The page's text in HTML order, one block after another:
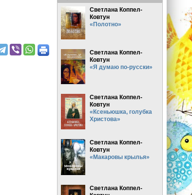
Светлана Коппел-
Ковтун
«Полотно»
Светлана Коппел-
Ковтун
«Я думаю по-русски»
Светлана Коппел-
Ковтун
«Ксеньюшка, голубка
Христова»
Светлана Коппел-
Ковтун
«Макаровы крылья»
Светлана Коппел-